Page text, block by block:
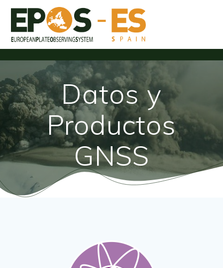
to
content
Datos y
Productos
GNSS